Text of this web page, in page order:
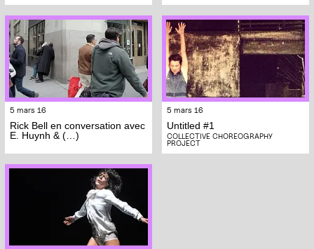
5 mars 16
Rick Bell en conversation avec
E. Huynh & (…)
5 mars 16
Untitled #1
COLLECTIVE CHOREOGRAPHY
PROJECT